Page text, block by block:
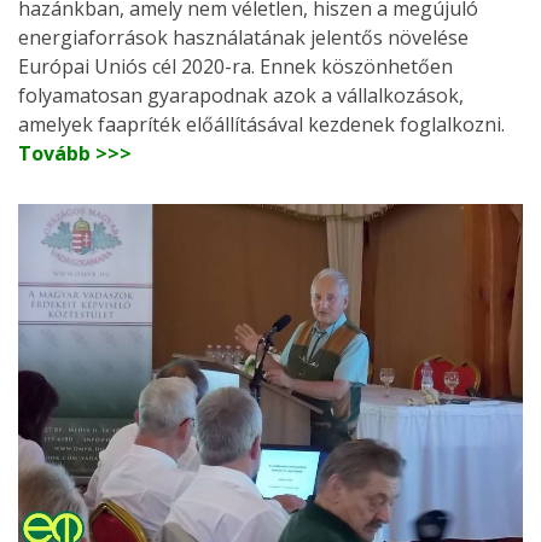
hazánkban, amely nem véletlen, hiszen a megújuló
energiaforrások használatának jelentős növelése
Európai Uniós cél 2020-ra. Ennek köszönhetően
folyamatosan gyarapodnak azok a vállalkozások,
amelyek faapríték előállításával kezdenek foglalkozni.
Tovább >>>